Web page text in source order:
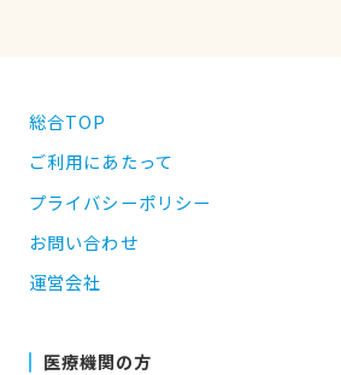
総合TOP
ご利用にあたって
プライバシーポリシー
お問い合わせ
運営会社
医療機関の方